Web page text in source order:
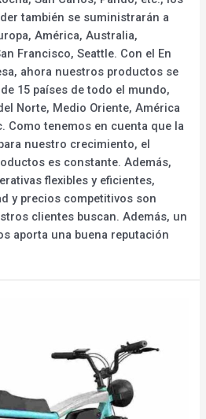
también se suministrarán a
América, Australia,
Francisco, Seattle. Con el En
ahora nuestros productos se
15 países de todo el mundo,
Norte, Medio Oriente, América
Como tenemos en cuenta que la
nuestro crecimiento, el
es constante. Además,
flexibles y eficientes,
y precios competitivos son
clientes buscan. Además, un
aporta una buena reputación